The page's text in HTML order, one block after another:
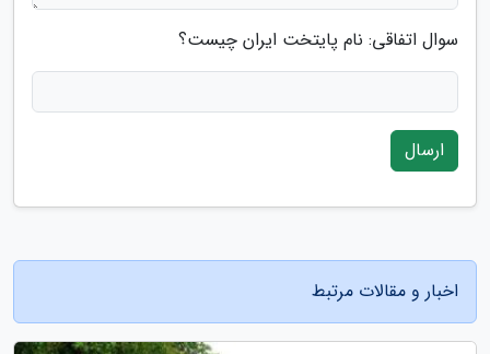
سوال اتفاقی: نام پایتخت ایران چیست؟
ارسال
اخبار و مقالات مرتبط